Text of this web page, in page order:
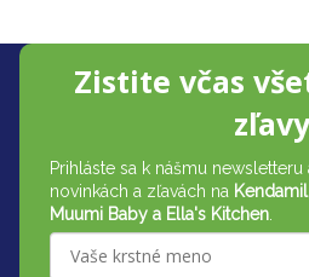
h
Z
Zistite včas
zľavy
Prihláste sa k nášmu
novinkách a zľavách na
Muumi Baby a Ella's Kitchen